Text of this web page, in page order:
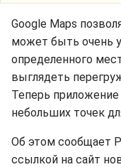
Google Maps
может быть очень
определенного
выглядеть
Теперь приложение
небольших точек
Об этом сообщает
ссылкой на сайт